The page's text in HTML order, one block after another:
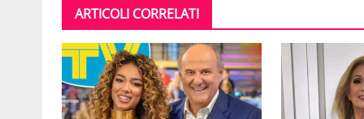
ARTICOLI CORRELATI